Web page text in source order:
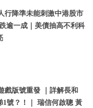
行降準未能刺激中港股市
逾一成｜美債抽高不利科
戲版號重發 ｜詳解長和
號？！｜ 瑞信何啟聰 黃